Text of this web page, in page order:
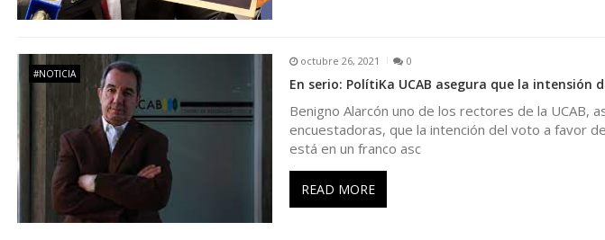
t
r
a
d
a
#NOTICIA
octubre 26, 2021 0
En serio: PolítiKa UCAB asegura que la intensión
Benigno Alarcón uno de los rectores de la UCAB,
encuestadoras, que la intención del voto a favor
está en un franco asc
READ MORE